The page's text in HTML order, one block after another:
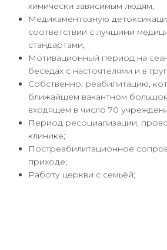
химически зависимым людям;
Медикаментозную
соответствии с лучшими
стандартами;
Мотивационный период на
беседах с настоятелями и в
Собственно, реабилитацию,
ближайшем вакантном
входящем в число 70
Период ресоциализации,
клинике;
Постреабилитационное
приходе;
Работу церкви с семьёй;